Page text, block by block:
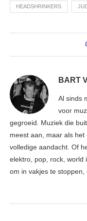
HEADSHRINKERS
BART
Al sinds
voor
gegroeid. Muziek die
meest aan, maar als
volledige aandacht. Of
elektro, pop, rock, world
om in vakjes te stoppen,